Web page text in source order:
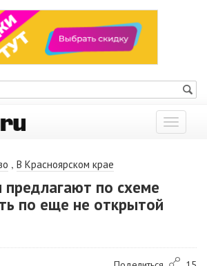
Показать
меню
, В Красноярском крае
предлагают по схеме
по еще не открытой